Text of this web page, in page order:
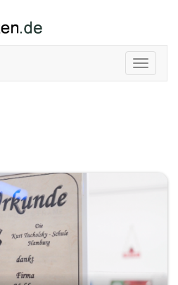
Toggle